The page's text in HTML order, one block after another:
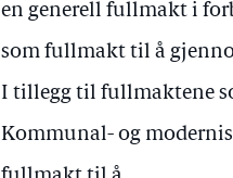
en generell fullmakt i
som fullmakt til å
I tillegg til fullmaktene
Kommunal- og